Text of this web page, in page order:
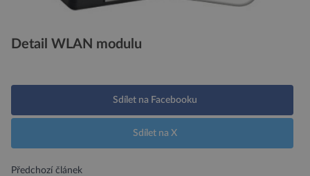
Detail WLAN modulu
Sdílet na Facebooku
Sdílet na X
Předchozí článek